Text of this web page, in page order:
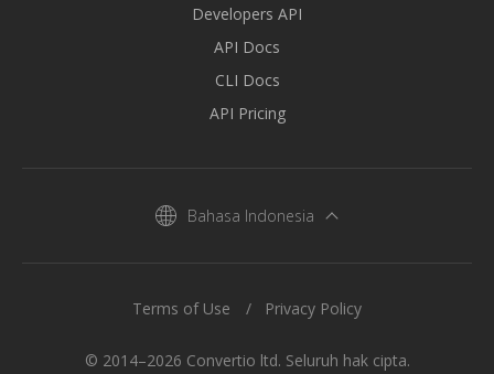
Developers API
API Docs
CLI Docs
API Pricing
Bahasa Indonesia
© 2014–2026 Convertio ltd. Seluruh hak cipta.
Terms of Use Privacy Policy